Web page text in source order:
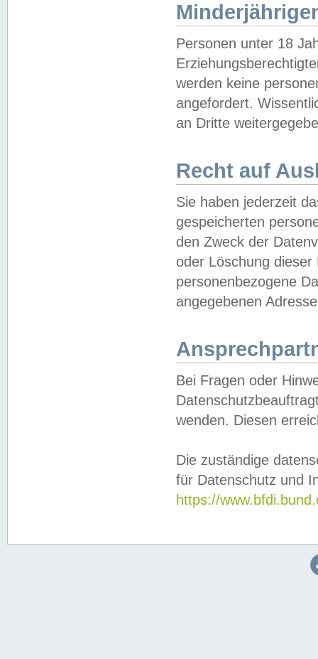
Personen unter 18
werden keine
angefordert.
an Dritte
Recht auf
Sie haben jederzeit
gespeicherten
den Zweck der
oder Löschung
personenbezogene
angegebenen
Bei Fragen oder
wenden. Diesen
Die zuständige
für Datenschutz und
https://